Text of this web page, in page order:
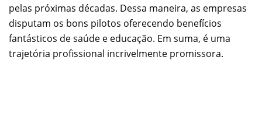
pelas próximas décadas. Dessa maneira, as empresas
disputam os bons pilotos oferecendo benefícios
fantásticos de saúde e educação. Em suma, é uma
trajetória profissional incrivelmente promissora.